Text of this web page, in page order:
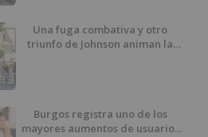
Una fuga combativa y otro
triunfo de Johnson animan la
Burgos registra uno de los
mayores aumentos de usuarios